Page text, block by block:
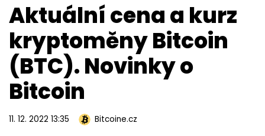
Aktuální cena a kurz
kryptoměny Bitcoin
(BTC). Novinky o
Bitcoin
11. 12. 2022 13:35 Bitcoine.cz